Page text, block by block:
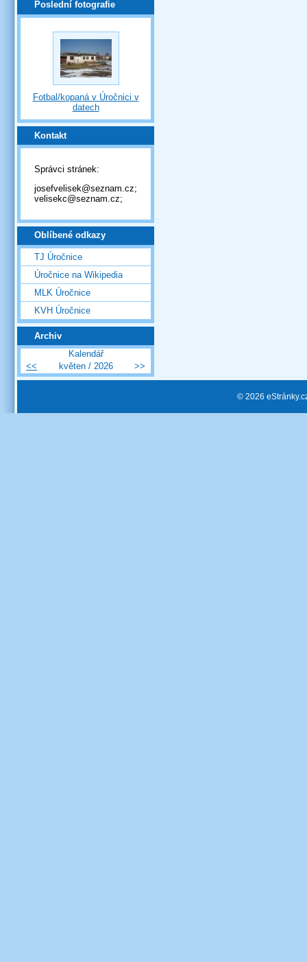
Poslední fotografie
Fotbal/kopaná v Úročnici v
datech
Kontakt
Správci stránek:
josefvelisek@seznam.cz;
velisekc@seznam.cz;
Oblíbené odkazy
TJ Úročnice
Úročnice na Wikipedia
MLK Úročnice
KVH Úročnice
Archiv
Kalendář
<<
květen / 2026 >>
© 2026